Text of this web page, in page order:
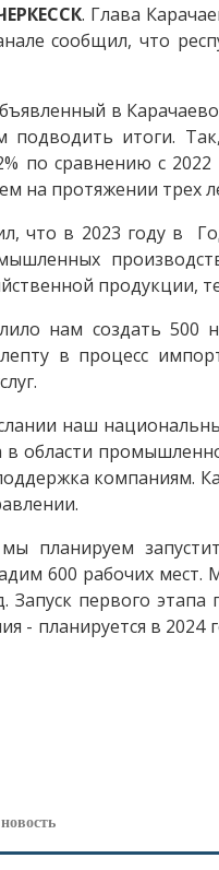
. Глава
сообщил, что
в
подводить итоги.
по сравнению с
на протяжении трех
что в 2023 году в
продукции,
нам создать 500
в процесс
наш
в области
компаниям.
планируем
600 рабочих мест.
Запуск первого
- планируется в 2024